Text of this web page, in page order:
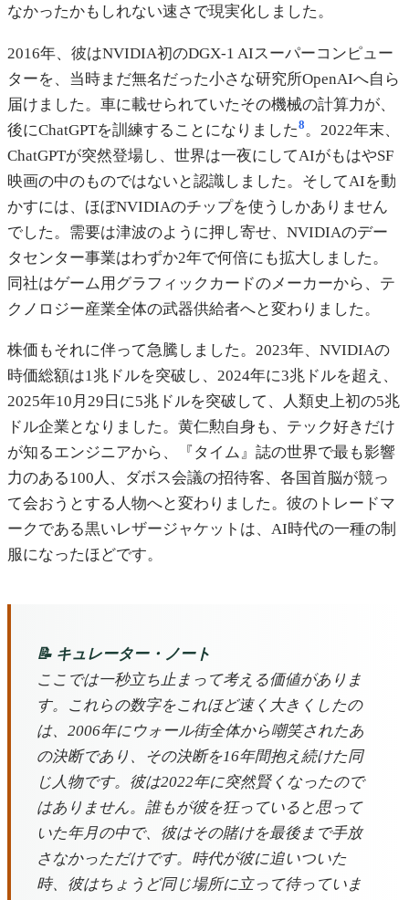
なかったかもしれない速さで現実化しました。
2016年、彼はNVIDIA初のDGX-1 AIスーパーコンピュー
ターを、当時まだ無名だった小さな研究所OpenAIへ自ら
届けました。車に載せられていたその機械の計算力が、
後にChatGPTを訓練することになりました8 。2022年末、
ChatGPTが突然登場し、世界は一夜にしてAIがもはやSF
映画の中のものではないと認識しました。そしてAIを動
かすには、ほぼNVIDIAのチップを使うしかありません
でした。需要は津波のように押し寄せ、NVIDIAのデー
タセンター事業はわずか2年で何倍にも拡大しました。
同社はゲーム用グラフィックカードのメーカーから、テ
クノロジー産業全体の武器供給者へと変わりました。
株価もそれに伴って急騰しました。2023年、NVIDIAの
時価総額は1兆ドルを突破し、2024年に3兆ドルを超え、
2025年10月29日に5兆ドルを突破して、人類史上初の5兆
ドル企業となりました。黄仁勲自身も、テック好きだけ
が知るエンジニアから、『タイム』誌の世界で最も影響
力のある100人、ダボス会議の招待客、各国首脳が競っ
て会おうとする人物へと変わりました。彼のトレードマ
ークである黒いレザージャケットは、AI時代の一種の制
服になったほどです。
📝 キュレーター・ノート
ここでは一秒立ち止まって考える価値がありま
す。これらの数字をこれほど速く大きくしたの
は、2006年にウォール街全体から嘲笑されたあ
の決断であり、その決断を16年間抱え続けた同
じ人物です。彼は2022年に突然賢くなったので
はありません。誰もが彼を狂っていると思って
いた年月の中で、彼はその賭けを最後まで手放
さなかっただけです。時代が彼に追いついた
時、彼はちょうど同じ場所に立って待っていま